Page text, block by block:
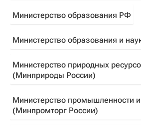
Министерство образования РФ
Министерство образования и
Министерство природных
(Минприроды России)
Министерство промышленности
(Минпромторг России)